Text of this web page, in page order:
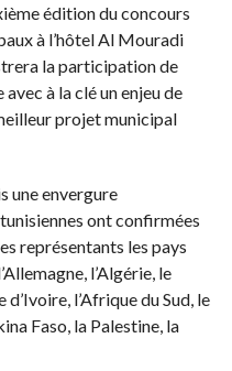
édition du concours
à l’hôtel Al Mouradi
la participation de
à la clé un enjeu de
projet municipal
une envergure
ont confirmées
représentants les pays
l’Algérie, le
l’Afrique du Sud, le
Faso, la Palestine, la